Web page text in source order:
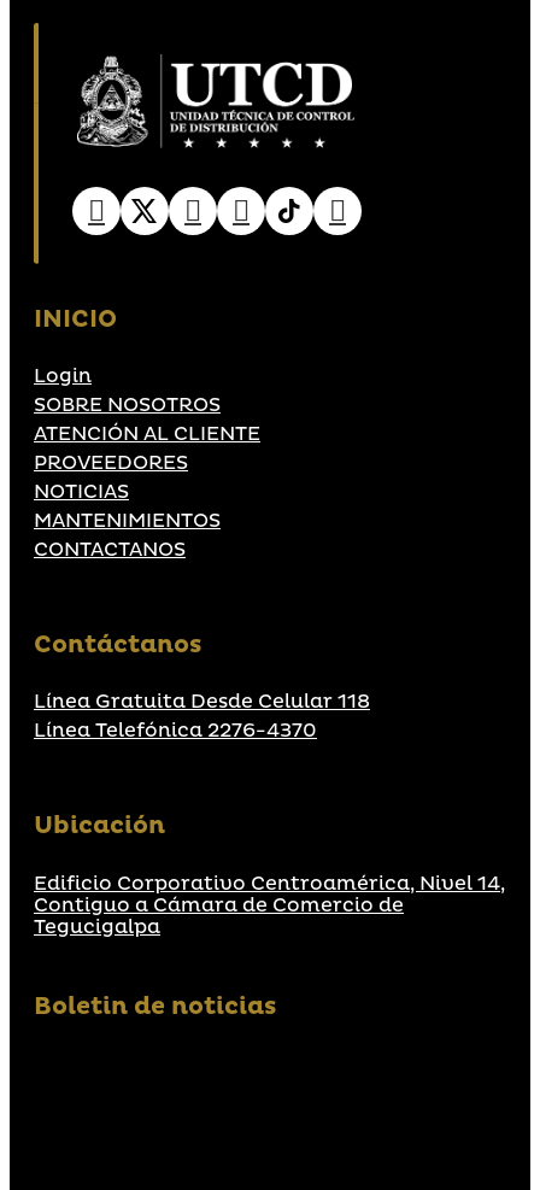
INICIO
Login
SOBRE NOSOTROS
ATENCIÓN AL CLIENTE
PROVEEDORES
NOTICIAS
MANTENIMIENTOS
CONTACTANOS
Contáctanos
Línea Gratuita Desde Celular 118
Línea Telefónica 2276-4370
Ubicación
Edificio Corporativo Centroamérica, Nivel 14,
Contiguo a Cámara de Comercio de
Tegucigalpa
Boletin de noticias